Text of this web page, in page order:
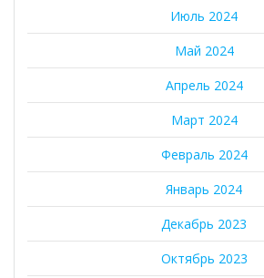
Июль 2024
Май 2024
Апрель 2024
Март 2024
Февраль 2024
Январь 2024
Декабрь 2023
Октябрь 2023